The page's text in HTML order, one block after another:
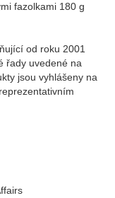
fazolkami 180 g
od roku 2001
řady uvedené na
jsou vyhlášeny na